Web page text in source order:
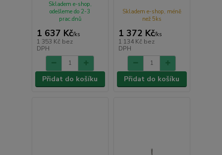
1 637 Kč/ks
1 353 Kč bez
DPH
Skladem e-shop,
odešleme do 2-3
prac.dnů
Přidat do košíku
1 372 Kč/ks
1 134 Kč bez
DPH
Skladem e-shop, méně
než 5ks
Přidat do košíku